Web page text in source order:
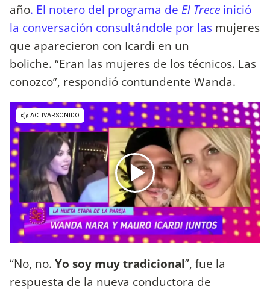
año. El notero del programa de El Trece inició
la conversación consultándole por las mujeres
que aparecieron con Icardi en un
boliche. “Eran las mujeres de los técnicos. Las
conozco”, respondió contundente Wanda.
“No, no. Yo soy muy tradicional”, fue la
respuesta de la nueva conductora de